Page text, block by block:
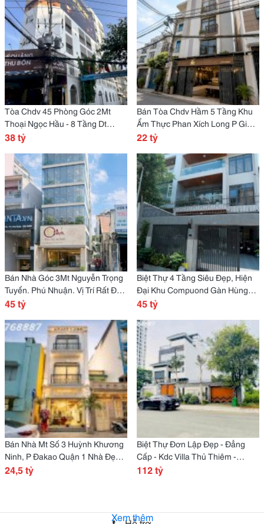
Tòa Chdv 45 Phòng Góc 2Mt
Thoại Ngọc Hầu - 8 Tầng Dt
250Tr/ Tháng
38 tỷ
Bán Tòa Chdv Hầm 5 Tầng Khu
Ẩm Thực Phan Xích Long P Gia
Định - Cn 142M2
22 tỷ
Bán Nhà Góc 3Mt Nguyễn Trọng
Tuyển. Phú Nhuận. Vị Trí Rất Đẹp
Giá Tốt.
45 tỷ
Biệt Thự 4 Tầng Siêu Đẹp, Hiện
Đại Khu Compuond Gàn Hùng
Vương Quận 5
45 tỷ
Bán Nhà Mt Số 3 Huỳnh Khương
Ninh, P Đakao Quận 1 Nhà Đẹp
Giá Tốt
24,5 tỷ
Biệt Thự Đơn Lập Đẹp - Đẳng
Cấp - Kdc Villa Thủ Thiêm -
Thạnh Mỹ Lợi Quận 2
112 tỷ
Xem thêm